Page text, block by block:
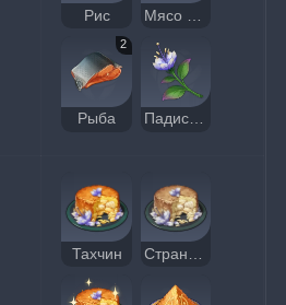
Рис
2
Рыба Падисара
Тахчин